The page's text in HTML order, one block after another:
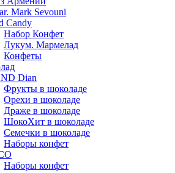
Mark Sevouni
Candy
Набор Конфет
Лукум. Мармелад
Конфеты
Dian
Фрукты в шоколаде
Орехи в шоколаде
Драже в шоколаде
ШокоХит в шоколаде
Семечки в шоколаде
Наборы конфет
Наборы конфет